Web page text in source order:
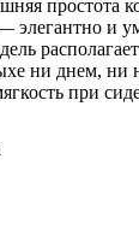
простота
элегантно и
ни днем,
при